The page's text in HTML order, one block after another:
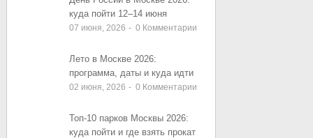
куда пойти 12–14 июня
07 июня, 2026 - 0 Комментарии
Лето в Москве 2026:
программа, даты и куда идти
02 июня, 2026 - 0 Комментарии
Топ-10 парков Москвы 2026:
куда пойти и где взять прокат